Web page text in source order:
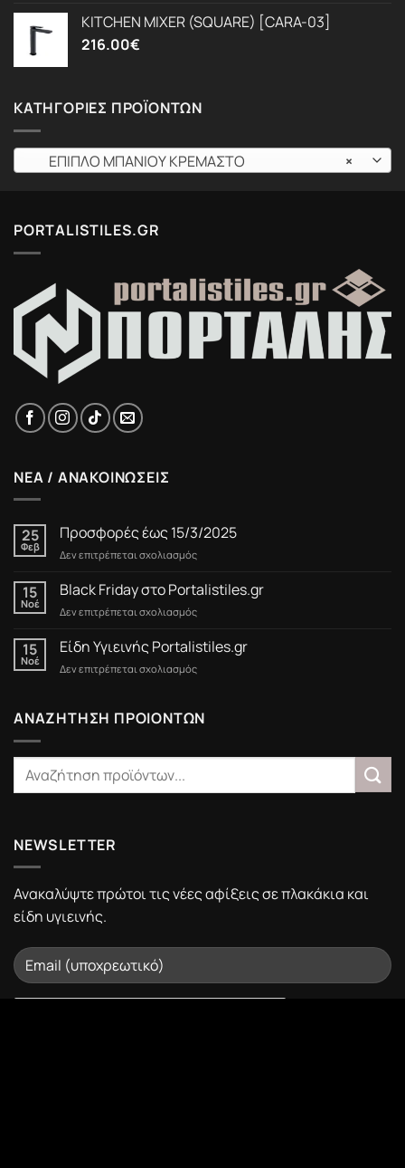
KITCHEN MIXER (SQUARE) [CARA-03]
216.00€
ΚΑΤΗΓΟΡΊΕΣ ΠΡΟΪΌΝΤΩΝ
×
ΕΠΙΠΛΟ ΜΠΑΝΙΟΥ ΚΡΕΜΑΣΤΟ
PORTALISTILES.GR
ΝΕΑ / ΑΝΑΚΟΙΝΩΣΕΙΣ
25
Φεβ
Προσφορές έως 15/3/2025
Δεν επιτρέπεται σχολιασμόςστο
έως
15/3/2025
15
Νοέ
Black Friday στο Portalistiles.gr
Δεν επιτρέπεται σχολιασμόςστο
Friday
στο
Portalistiles.gr
15
Νοέ
Είδη Υγιεινής Portalistiles.gr
Δεν επιτρέπεται σχολιασμόςστο
Portalistiles.gr
ΑΝΑΖΗΤΗΣΗ ΠΡΟΙΟΝΤΩΝ
NEWSLETTER
Ανακαλύψτε πρώτοι τις νέες αφίξεις σε πλακάκια και
είδη υγιεινής.